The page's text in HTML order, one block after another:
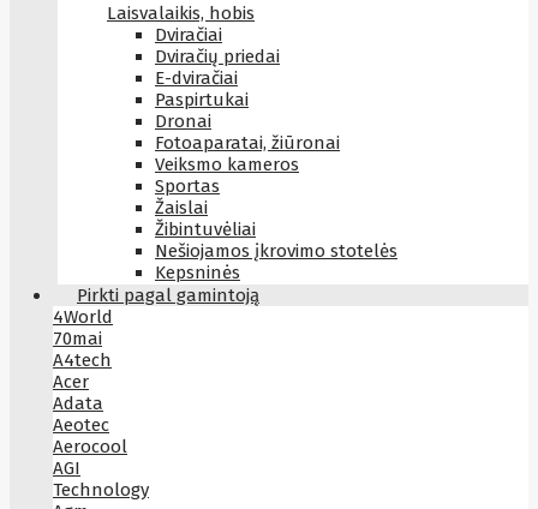
Laisvalaikis, hobis
Dviračiai
Dviračių priedai
E-dviračiai
Paspirtukai
Dronai
Fotoaparatai, žiūronai
Veiksmo kameros
Sportas
Žaislai
Žibintuvėliai
Nešiojamos įkrovimo stotelės
Kepsninės
Pirkti pagal gamintoją
4World
70mai
A4tech
Acer
Adata
Aeotec
Aerocool
AGI
Technology